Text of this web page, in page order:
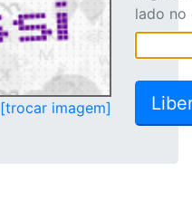
[trocar imagem]
lado no